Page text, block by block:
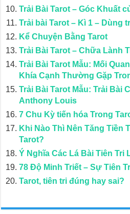
Trải Bài Tarot – Góc Khuất
Trải bài Tarot – Kì 1 – Dùng
Kể Chuyện Bằng Tarot
Trải Bài Tarot – Chữa Lành
Trải Bài Tarot Mẫu: Mối
Khía Cạnh Thường Gặp
Trải Bài Tarot Mẫu: Trải Bài
Anthony Louis
7 Chu Kỳ tiến hóa Trong
Khi Nào Thì Nên Tăng Tiền
Tarot?
Ý Nghĩa Các Lá Bài Tiên Tri
78 Độ Minh Triết – Sự Tiên
Tarot, tiên tri đúng hay sai?